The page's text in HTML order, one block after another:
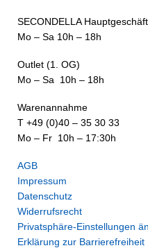
SECONDELLA
Mo – Sa 10h – 18h
Outlet (1. OG)
Mo – Sa 10h – 18h
Warenannahme
T +49 (0)40 – 35 30 33
Mo – Fr 10h – 17:30h
AGB
Impressum
Datenschutz
Widerrufsrecht
Privatsphäre-Einstellungen
Erklärung zur Barrierefreiheit